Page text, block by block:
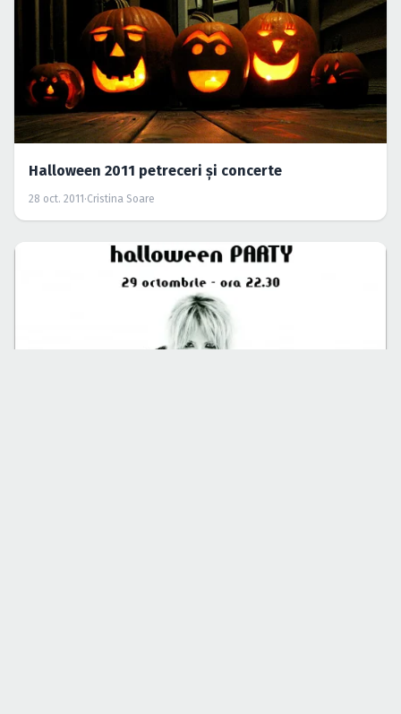
Halloween 2011 petreceri şi concerte
28 oct. 2011 ·Cristina Soare